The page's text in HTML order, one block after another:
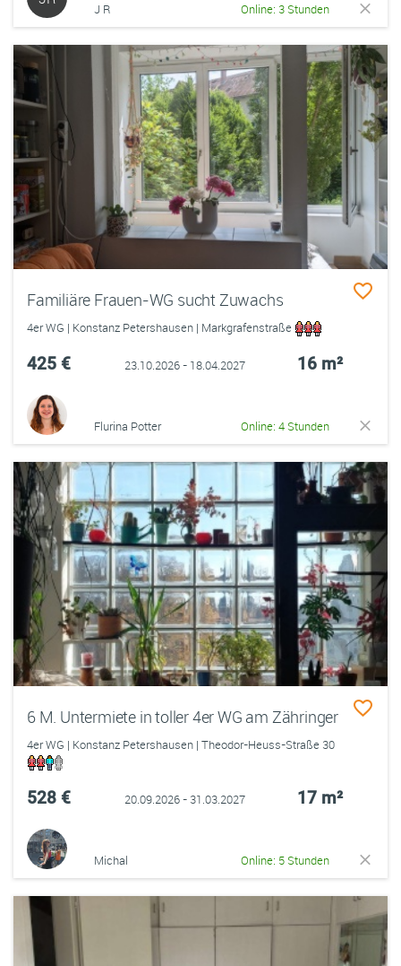
J R Online: 3 Stunden
Familiäre Frauen-WG sucht Zuwachs
4er WG | Konstanz Petershausen | Markgrafenstraße
425 € 23.10.2026 - 18.04.2027 16 m²
Flurina Potter Online: 4 Stunden
6 M. Untermiete in toller 4er WG am Zähringer
4er WG | Konstanz Petershausen | Theodor-Heuss-Straße 30
528 € 20.09.2026 - 31.03.2027 17 m²
Michal Online: 5 Stunden